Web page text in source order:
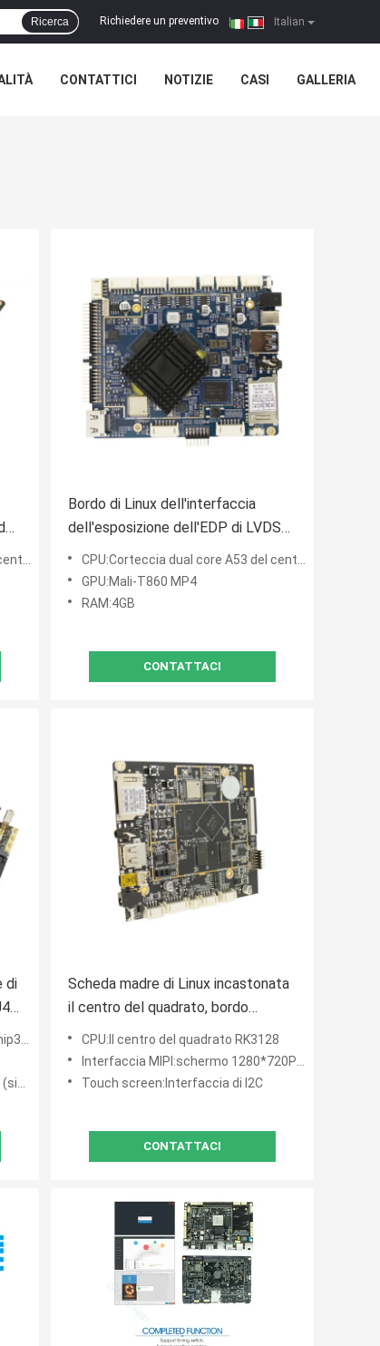
Italian
Richiedere un preventivo |
Ricerca
CONTATTICI NOTIZIE CASI GALLERIA
sei
Bordo di Linux dell'interfaccia
dell'esposizione dell'EDP di LVDS
micro, bordo di sistema embedded
di RK3399 GPIO UART TTL
CPU:Corteccia dual core A53 del centro della corteccia A72+quad del centro RK3399 sei
GPU:Mali-T860 MP4
RAM:4GB
CONTATTACI
di
Scheda madre di Linux incastonata
il centro del quadrato, bordo
industriale di Linux della compressa
dell'unità di elaborazione STB
CPU:Il centro del quadrato RK3128
Interfaccia MIPI:schermo 1280*720P di sostegno
Touch screen:Interfaccia di I2C
CONTATTACI